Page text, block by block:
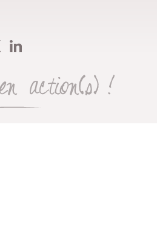
Facebook
sur X
Partager sur LinkedIn
au travail en action(s)